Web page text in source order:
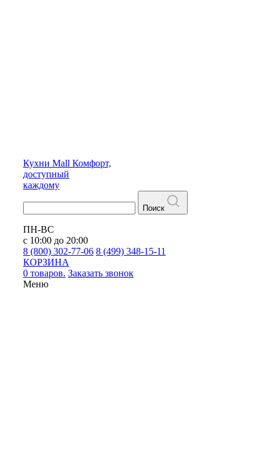
Кухни Mall Комфорт,
доступный
каждому
Поиск
ПН-ВС
с 10:00 до 20:00
8 (800) 302-77-06 8 (499) 348-15-11
КОРЗИНА
0 товаров. Заказать звонок
Меню